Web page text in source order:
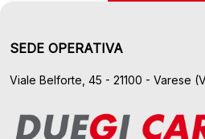
SEDE OPERATIVA
Viale Belforte, 45 - 21100 - Varese